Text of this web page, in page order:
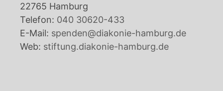
22765 Hamburg
Telefon: 040 30620-433
E-Mail: spenden@diakonie-hamburg.de
Web: stiftung.diakonie-hamburg.de